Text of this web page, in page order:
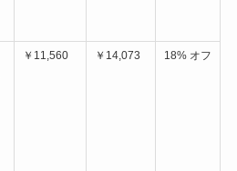
￥11,560 ￥14,073 18% オフ